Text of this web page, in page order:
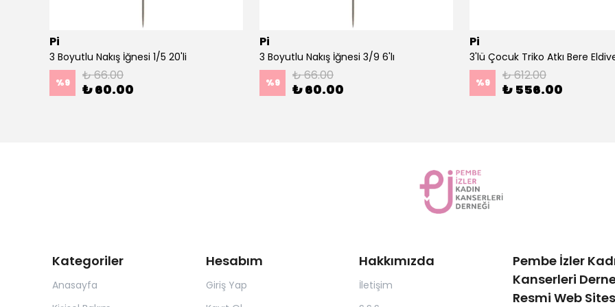
Pi
3 Boyutlu Nakış İğnesi 1/5 20'li
%9 ₺ 66.00
₺ 60.00
Pi
3 Boyutlu Nakış İğnesi 3/9 6'lı
%9 ₺ 66.00
₺ 60.00
Pi
%9 ₺ 612.00
₺ 556.00
Kategoriler
Anasayfa
Hesabım
Giriş Yap
Hakkımızda
İletişim
Pembe İzler
Kanserleri
Resmi Web